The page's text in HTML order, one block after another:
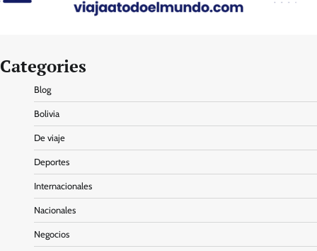
Categories
Blog
Bolivia
De viaje
Deportes
Internacionales
Nacionales
Negocios